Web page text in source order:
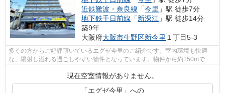
近鉄難波・奈良線 「今里 」駅 徒歩7分
地下鉄千日前線 「新深江 」駅 徒歩14分
築9年
大阪府大阪市生野区新今里 １丁目5-3
多くの方からご好評頂いているエグゼ今里のご紹介です。室内環境も快適
な、陽射し溢れる過ごしやすい物件となっています。物件から約150mで駐
車場に行けます。2駅利用可能なのでアクセ...
現在空室情報がありません。
「エグゼ今里」への